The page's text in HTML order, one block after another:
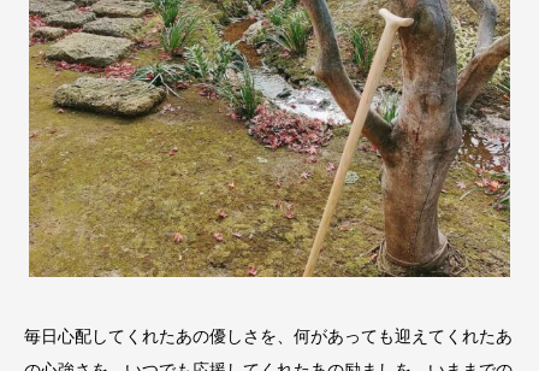
毎日心配してくれたあの優しさを、何があっても迎えてくれたあ